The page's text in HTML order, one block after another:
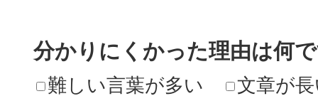
分かりにくかった理由は何
難しい言葉が多い
文章が